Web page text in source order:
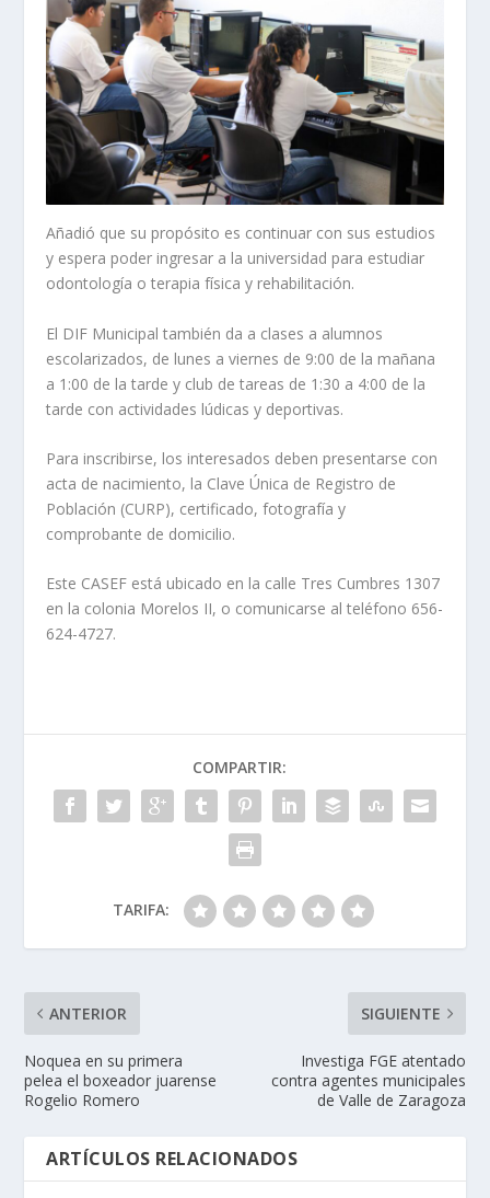
Añadió que su propósito es continuar con sus estudios
y espera poder ingresar a la universidad para estudiar
odontología o terapia física y rehabilitación.
El DIF Municipal también da a clases a alumnos
escolarizados, de lunes a viernes de 9:00 de la mañana
a 1:00 de la tarde y club de tareas de 1:30 a 4:00 de la
tarde con actividades lúdicas y deportivas.
Para inscribirse, los interesados deben presentarse con
acta de nacimiento, la Clave Única de Registro de
Población (CURP), certificado, fotografía y
comprobante de domicilio.
Este CASEF está ubicado en la calle Tres Cumbres 1307
en la colonia Morelos II, o comunicarse al teléfono 656-
624-4727.
COMPARTIR:
TARIFA:
ANTERIOR
Noquea en su primera
pelea el boxeador juarense
Rogelio Romero
SIGUIENTE
Investiga FGE atentado
contra agentes municipales
de Valle de Zaragoza
ARTÍCULOS RELACIONADOS